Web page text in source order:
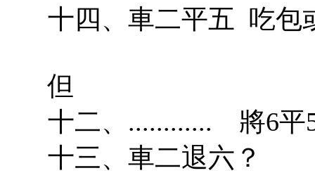
十四、車二平五 吃包
但
十二、............ 將6平
十三、車二退六？